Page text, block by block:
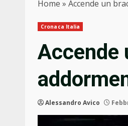
Home » Accende un
Cronaca Italia
Accende
Alessandro Avico